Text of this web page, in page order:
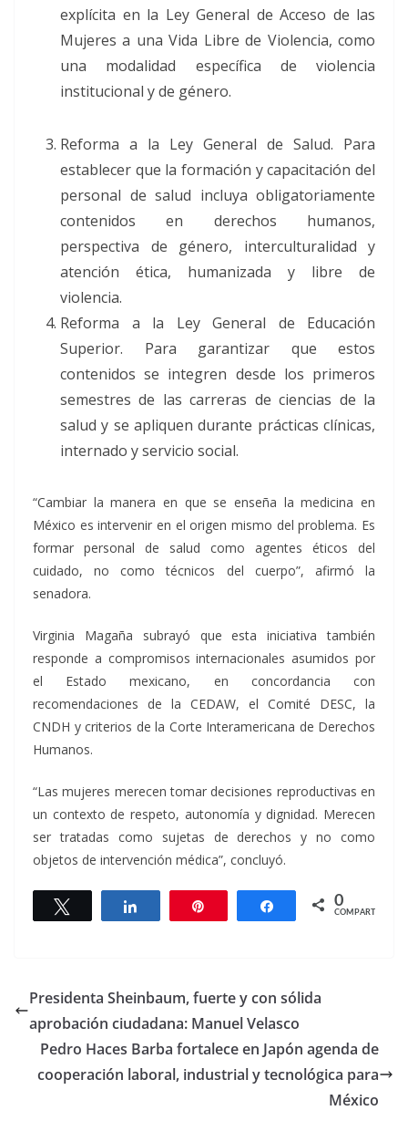
explícita en la Ley General de Acceso de las
Mujeres a una Vida Libre de Violencia, como
una modalidad específica de violencia
institucional y de género.
Reforma a la Ley General de Salud. Para
establecer que la formación y capacitación del
personal de salud incluya obligatoriamente
contenidos en derechos humanos,
perspectiva de género, interculturalidad y
atención ética, humanizada y libre de
violencia.
Reforma a la Ley General de Educación
Superior. Para garantizar que estos
contenidos se integren desde los primeros
semestres de las carreras de ciencias de la
salud y se apliquen durante prácticas clínicas,
internado y servicio social.
“Cambiar la manera en que se enseña la medicina en
México es intervenir en el origen mismo del problema. Es
formar personal de salud como agentes éticos del
cuidado, no como técnicos del cuerpo”, afirmó la
senadora.
Virginia Magaña subrayó que esta iniciativa también
responde a compromisos internacionales asumidos por
el Estado mexicano, en concordancia con
recomendaciones de la CEDAW, el Comité DESC, la
CNDH y criterios de la Corte Interamericana de Derechos
Humanos.
“Las mujeres merecen tomar decisiones reproductivas en
un contexto de respeto, autonomía y dignidad. Merecen
ser tratadas como sujetas de derechos y no como
objetos de intervención médica”, concluyó.
Twittear Compartir Compartir
0
COMPARTIR
Presidenta Sheinbaum, fuerte y con sólida
aprobación ciudadana: Manuel Velasco
Pedro Haces Barba fortalece en Japón agenda de
cooperación laboral, industrial y tecnológica para
México